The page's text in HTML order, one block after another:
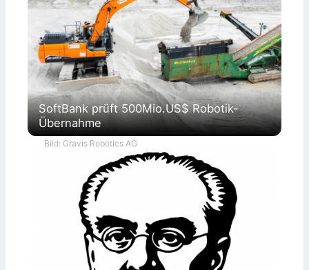
SoftBank prüft 500Mio.US$ Robotik-
Übernahme
Bild: Gravis Robotics AG